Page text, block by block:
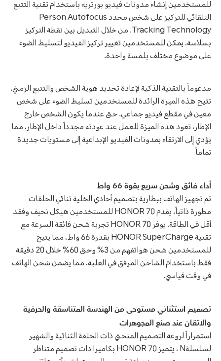
للمستخدمين إنشاء مدونات فيديو بورتريه باستخدام تقنية التتبع
التلقائي للتركيز على شخص محدد Person Autofocus
Tracking Technology. من خلال التبديل بين نقطة التركيز
بسلاسة، يمكن للمستخدمين تغيير تركيز الفيديو لتسليط الضوء
على موضوع مختلف بلمسة واحدة.
مدعوماً بالتقنية الذكية لإعادة تحديد هوية الشخص والتتبع الزمني،
تتيح هذه الميزة الرائدة للمستخدمين تسليط الضوء على شخص
معين في مقطع فيديو جماعي. حتى عندما يكون الشخص خارج
الإطار، تعود هذه الميزة للعمل عند عودته مجدداً داخل الإطار، مما
يؤدي إلى الارتقاء بمدونات الفيديو الإبداعية إلى مستويات جديدة
تماماً
أداء فائق وشحن سريع بقوة 66 واط
تم تجهيز الهاتف ببطارية بتصميم أحادي الخلية ثنائي الحلقات
مطورة ذاتياً، يقدم HONOR 70 للمستخدمين هيكل نحيف وفقد
أقل في الطاقة. يوفر HONOR 70 تجربة شحن فائقة السرعة مع
تقنية HONOR SuperCharge بقدرة 66 واط، مما يتيح
للمستخدمين شحن هواتفهم من 3% وحتى 60% خلال 20 دقيقة
فقط باستخدام الشاحن المرفق في العلبة، مما يضمن شحن الهاتف
في وقت قياسي.
تصميم استثنائي مستوحى من الهندسة المتناسقة والحرفية
والاتقان عند صنع المجوهرات
استمراراً لروعة التصميم المنحني ذات الحلقة الثنائية والشهير
لسلسلةN ، يتميز HONOR 70 بكاميرا ذات تصميم متناظر